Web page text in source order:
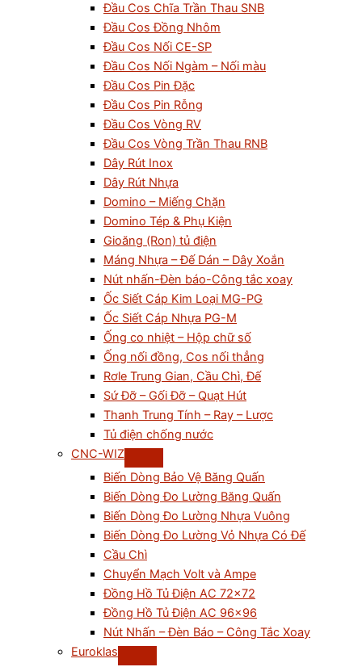
Đầu Cos Chĩa Trần Thau SNB
Đầu Cos Đồng Nhôm
Đầu Cos Nối CE-SP
Đầu Cos Nối Ngàm – Nối màu
Đầu Cos Pin Đặc
Đầu Cos Pin Rỗng
Đầu Cos Vòng RV
Đầu Cos Vòng Trần Thau RNB
Dây Rút Inox
Dây Rút Nhựa
Domino – Miếng Chặn
Domino Tép & Phụ Kiện
Gioăng (Ron) tủ điện
Máng Nhựa – Đế Dán – Dây Xoắn
Nút nhấn-Đèn báo-Công tắc xoay
Ốc Siết Cáp Kim Loại MG-PG
Ốc Siết Cáp Nhựa PG-M
Ống co nhiệt – Hộp chữ số
Ống nối đồng, Cos nối thẳng
Rơle Trung Gian, Cầu Chì, Đế
Sứ Đỡ – Gối Đỡ – Quạt Hút
Thanh Trung Tính – Ray – Lược
Tủ điện chống nước
CNC-WIZ
Biến Dòng Bảo Vệ Băng Quấn
Biến Dòng Đo Lường Băng Quấn
Biến Dòng Đo Lường Nhựa Vuông
Biến Dòng Đo Lường Vỏ Nhựa Có Đế
Cầu Chì
Chuyển Mạch Volt và Ampe
Đồng Hồ Tủ Điện AC 72×72
Đồng Hồ Tủ Điện AC 96×96
Nút Nhấn – Đèn Báo – Công Tắc Xoay
Euroklas